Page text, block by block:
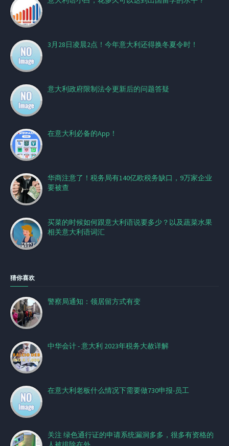
3月28日凌晨2点！今年意大利还得换冬夏令时！
意大利政府限制法令更新后的问题答疑
在意大利必备的App！
华商注意了！税务局有140亿欧税务缺口，9万家企业
要被查
买菜的时候如何跟意大利语说要多少？以及蔬菜水果
相关意大利语词汇
猜你喜欢
警察局通知：领居留方式有变
中华会计 - 意大利 2023年税务大赦详解
在意大利老板什么情况下需要做730申报-员工
关注 绿色通行证的申请系统漏洞多多，很多有资格的